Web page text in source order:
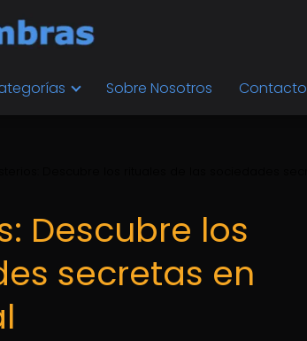
Sobre Nosotros Contacto
Descubre los
secretas en